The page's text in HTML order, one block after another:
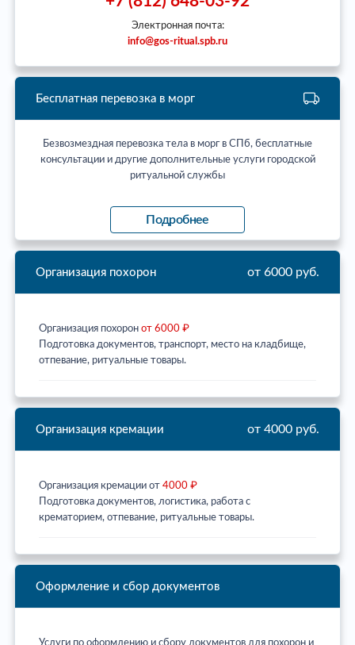
Электронная почта:
info@gos-ritual.spb.ru
Бесплатная перевозка в морг
Безвозмездная перевозка тела в морг в СПб, бесплатные
консультации и другие дополнительные услуги городской
ритуальной службы
Подробнее
Организация похорон от 6000 руб.
Организация похорон от 6000 ₽
Подготовка документов, транспорт, место на кладбище,
отпевание, ритуальные товары.
Организация кремации от 4000 руб.
Организация кремации от 4000 ₽
Подготовка документов, логистика, работа с
крематорием, отпевание, ритуальные товары.
Оформление и сбор документов